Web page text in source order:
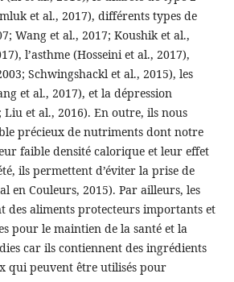
et al., 2017), différents types de
Wang et al., 2017; Koushik et al.,
l’asthme (Hosseini et al., 2017),
Schwingshackl et al., 2015), les
et al., 2017), et la dépression
Liu et al., 2016). En outre, ils nous
précieux de nutriments dont notre
faible densité calorique et leur effet
ils permettent d’éviter la prise de
en Couleurs, 2015). Par ailleurs, les
des aliments protecteurs importants et
pour le maintien de la santé et la
car ils contiennent des ingrédients
qui peuvent être utilisés pour